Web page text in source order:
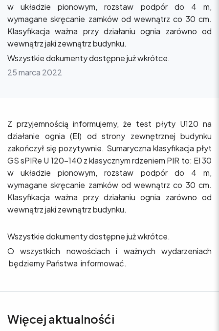
w układzie pionowym, rozstaw podpór do 4 m,
wymagane skręcanie zamków od wewnątrz co 30 cm.
Klasyfikacja ważna przy działaniu ognia zarówno od
wewnątrz jaki zewnątrz budynku.
Wszystkie dokumenty dostępne już wkrótce.
25 marca 2022
Z przyjemnością informujemy, że test płyty U120 na
działanie ognia (EI) od strony zewnętrznej budynku
zakończył się pozytywnie. Sumaryczna klasyfikacja płyt
GS sPIRe U 120-140 z klasycznym rdzeniem PIR to: EI 30
w układzie pionowym, rozstaw podpór do 4 m,
wymagane skręcanie zamków od wewnątrz co 30 cm.
Klasyfikacja ważna przy działaniu ognia zarówno od
wewnątrz jaki zewnątrz budynku.
Wszystkie dokumenty dostępne już wkrótce.
O wszystkich nowościach i ważnych wydarzeniach
będziemy Państwa informować.
Więcej aktualnośći